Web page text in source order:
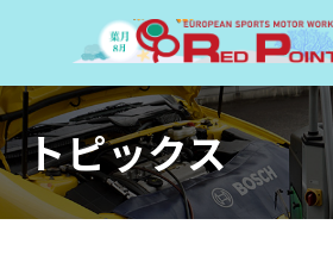
ホーム
トピックス
トピックス